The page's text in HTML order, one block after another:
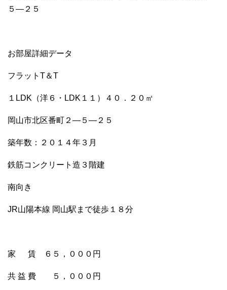
５―２５
お部屋詳細データ
フラットT＆T
１LDK（洋６・LDK１１）４０．２０㎡
岡山市北区番町２―５―２５
築年数：２０１４年３月
鉄筋コンクリート造３階建
南向き
JR山陽本線 岡山駅まで徒歩１８分
家 賃 ６５，０００円
共 益 費 ５，０００円